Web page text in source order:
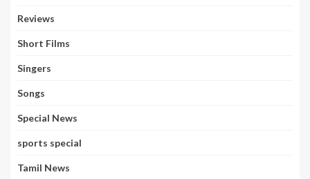
Reviews
Short Films
Singers
Songs
Special News
sports special
Tamil News